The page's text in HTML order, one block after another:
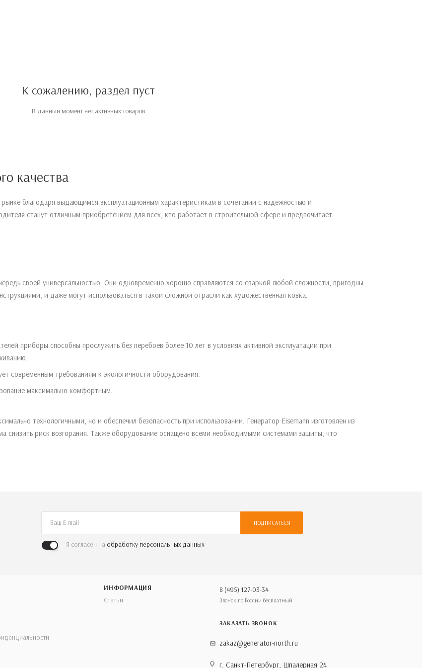
К сожалению, раздел пуст
В данный момент нет активных товаров
качества
благодаря выдающимся эксплуатационным характеристикам в сочетании с надежностью и
станут отличным приобретением для всех, кто работает в строительной сфере и предпочитает
своей универсальностью. Они одновременно хорошо справляются со сваркой любой сложности, пригодны
и даже могут использоваться в такой сложной отрасли как художественная ковка.
приборы способны прослужить без перебоев более 10 лет в условиях активной эксплуатации при
современным требованиям к экологичности оборудования.
максимально комфортным.
технологичными, но и обеспечил безопасность при использовании. Генератор Eisemann изготовлен из
снизить риск возгорания. Также оборудование оснащено всеми необходимыми системами защиты, что
ПОДПИСАТЬСЯ
Я согласен на обработку персональных данных
ИНФОРМАЦИЯ
Статьи
8 (495) 127-03-34
Звонок по России бесплатный
ЗАКАЗАТЬ ЗВОНОК
zakaz@generator-north.ru
г. Санкт-Петербург, Шпалерная 24